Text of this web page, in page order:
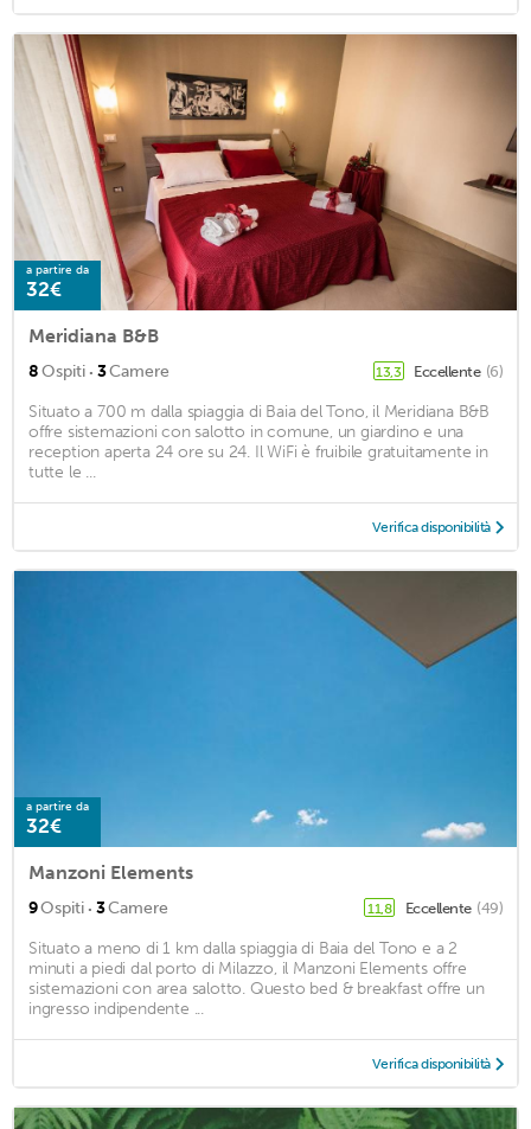
a partire da
32€
Meridiana B&B
8Ospiti · 3Camere 13,3 Eccellente (6)
Situato a 700 m dalla spiaggia di Baia del Tono, il Meridiana B&B
offre sistemazioni con salotto in comune, un giardino e una
reception aperta 24 ore su 24. Il WiFi è fruibile gratuitamente in
tutte le ...
Verifica disponibilità
a partire da
32€
Manzoni Elements
9Ospiti · 3Camere 11,8 Eccellente (49)
Situato a meno di 1 km dalla spiaggia di Baia del Tono e a 2
minuti a piedi dal porto di Milazzo, il Manzoni Elements offre
sistemazioni con area salotto. Questo bed & breakfast offre un
ingresso indipendente ...
Verifica disponibilità